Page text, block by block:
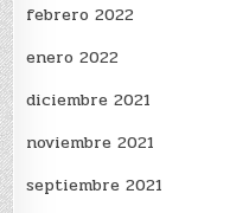
febrero 2022
enero 2022
diciembre 2021
noviembre 2021
septiembre 2021